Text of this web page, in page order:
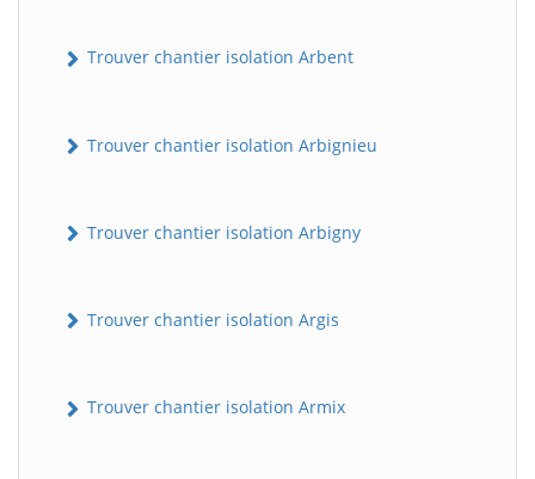
Trouver chantier isolation Arbent
Trouver chantier isolation Arbignieu
Trouver chantier isolation Arbigny
Trouver chantier isolation Argis
Trouver chantier isolation Armix